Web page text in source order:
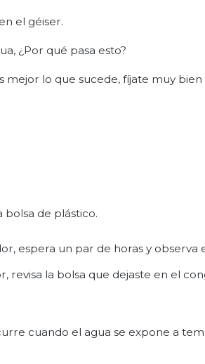
el géiser.
¿Por qué pasa esto?
lo que sucede, fíjate muy bien
de plástico.
espera un par de horas y observa
revisa la bolsa que dejaste en el
cuando el agua se expone a